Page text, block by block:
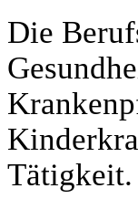
Die
Tätigkeit.